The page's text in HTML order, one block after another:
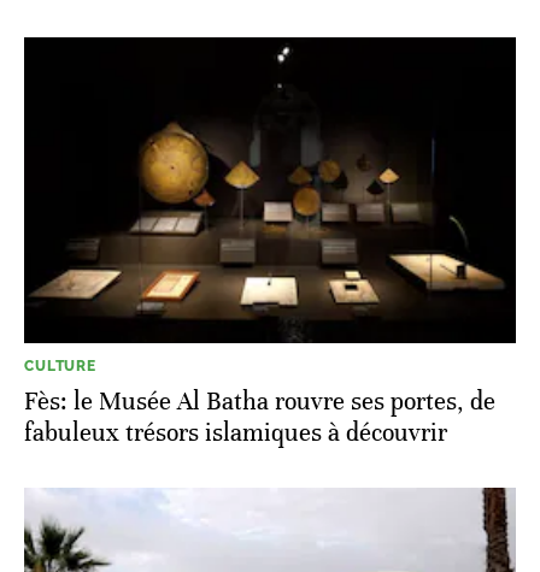
CULTURE
Fès: le Musée Al Batha rouvre ses portes, de
fabuleux trésors islamiques à découvrir